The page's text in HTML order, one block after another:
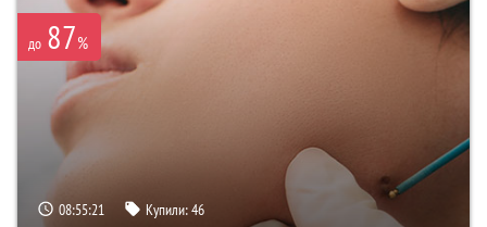
до 87%
08:55:20 Купили:46